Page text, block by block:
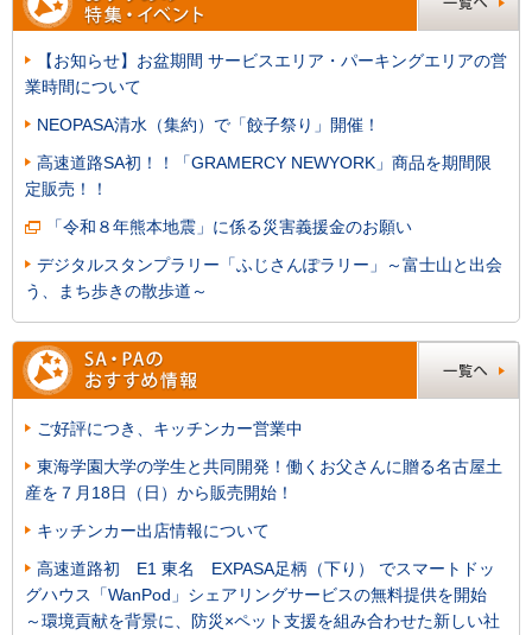
【お知らせ】お盆期間 サービスエリア・パーキングエリアの営
業時間について
NEOPASA清水（集約）で「餃子祭り」開催！
高速道路SA初！！「GRAMERCY NEWYORK」商品を期間限
定販売！！
「令和８年熊本地震」に係る災害義援金のお願い
デジタルスタンプラリー「ふじさんぽラリー」～富士山と出会
う、まち歩きの散歩道～
ご好評につき、キッチンカー営業中
東海学園大学の学生と共同開発！働くお父さんに贈る名古屋土
産を７月18日（日）から販売開始！
キッチンカー出店情報について
高速道路初 E1 東名 EXPASA足柄（下り） でスマートドッ
グハウス「WanPod」シェアリングサービスの無料提供を開始
～環境貢献を背景に、防災×ペット支援を組み合わせた新しい社